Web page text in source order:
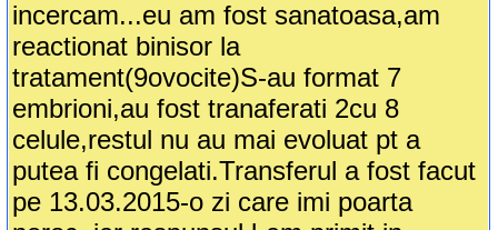
incercam...eu am fost sanatoasa,am
reactionat binisor la
tratament(9ovocite)S-au format 7
embrioni,au fost tranaferati 2cu 8
celule,restul nu au mai evoluat pt a
putea fi congelati.Transferul a fost facut
pe 13.03.2015-o zi care imi poarta